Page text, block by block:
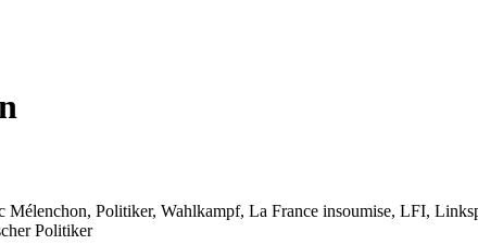
Mélenchon, Politiker, Wahlkampf, La France insoumise, LFI,
Politiker